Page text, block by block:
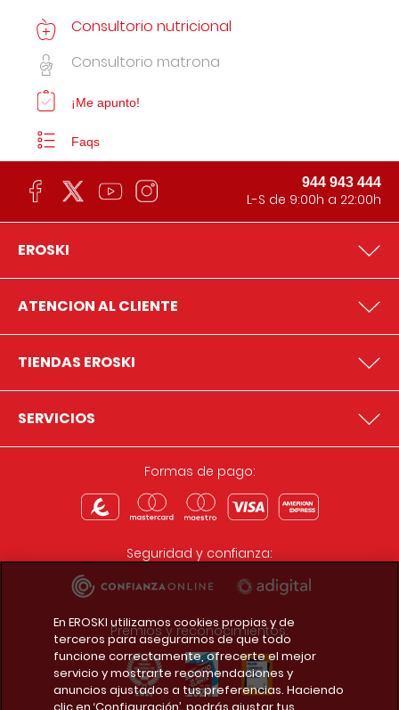
Consultorio nutricional
Consultorio matrona
¡Me apunto!
Faqs
944 943 444
L-S de 9:00h a 22:00h
EROSKI
ATENCION AL CLIENTE
TIENDAS EROSKI
SERVICIOS
Formas de pago:
Seguridad y confianza:
Premios y reconocimientos:
En EROSKI utilizamos cookies propias y de
terceros para asegurarnos de que todo
funcione correctamente, ofrecerte el mejor
servicio y mostrarte recomendaciones y
anuncios ajustados a tus preferencias. Haciendo
clic en ‘Configuración’, podrás ajustar tus